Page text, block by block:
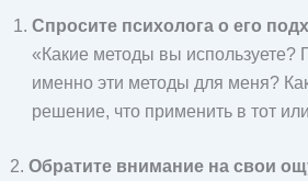
Спросите психолога о его
«Какие методы вы
именно эти методы для меня?
решение, что применить в тот
2. Обратите внимание на свои